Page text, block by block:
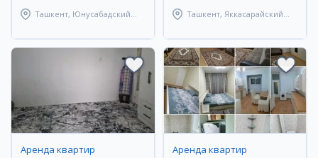
Ташкент, Юнусабадский
Ташкент, Яккасарайский
Аренда квартир Аренда квартир